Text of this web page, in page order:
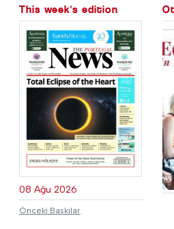
This week's edition
08 Ağu 2026
Önceki Baskılar